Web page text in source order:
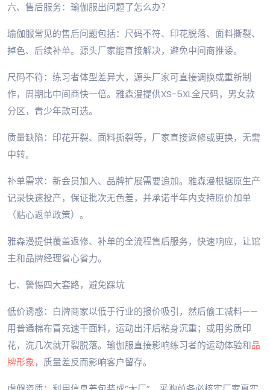
六、售后服务：瑜伽服出问题了怎么办？
瑜伽服常见的售后问题包括：尺码不符、印花脱落、面料撕裂、
掉色、后续补单。源头厂家能直接解决，避免中间商推诿。
尺码不符：练习者体型差异大，源头厂家可直接调换或重新制
作，周期比中间商快一倍。雅森漫提供XS-5XL全尺码，男女款
分区，青少年款可选。
质量缺陷：印花开裂、面料撕裂等，厂家直接返修或更换，无需
中转。
补单需求：新会员加入、品牌扩展需要追加。雅森漫根据原生产
记录快速投产，保证批次无色差，并承诺半年内支持原价加单
（贴心返单政策）。
雅森漫提供覆盖返修、补单的全流程售后服务，快速响应，让馆
主和品牌经理省心省力。
七、警惕四大套路，避免踩坑
低价诱惑：白牌商家以低于行业的报价吸引，然后偷工减料——
用普通棉布冒充速干面料，运动出汗后粘身沉重；或用劣质印
花，洗几次就开裂脱落。瑜伽服直接影响练习者的运动体验和品
牌形象，质量差反而影响客户留存。